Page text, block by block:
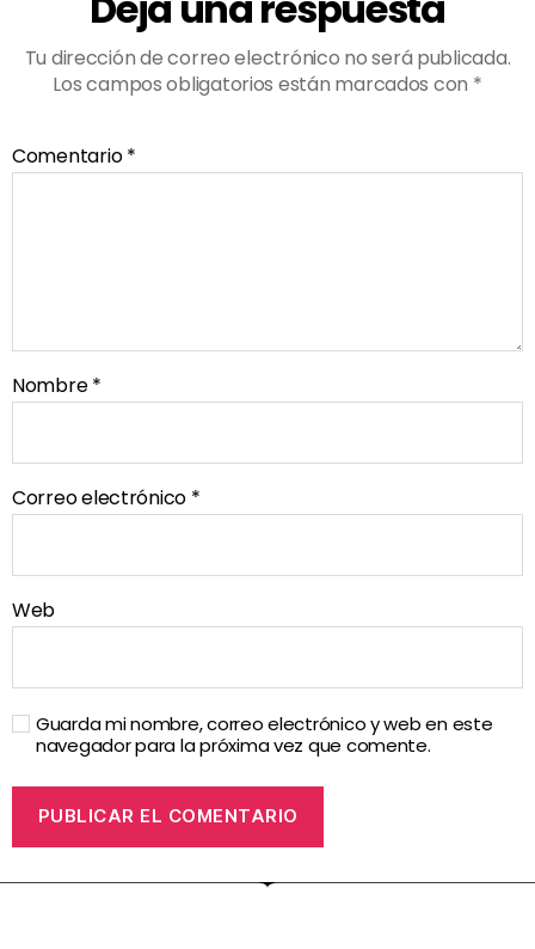
Tu dirección de correo electrónico no será publicada.
Los campos obligatorios están marcados con *
Comentario*
Nombre*
Correo electrónico *
Web
Guarda mi nombre, correo electrónico y web en este
navegador para la próxima vez que comente.